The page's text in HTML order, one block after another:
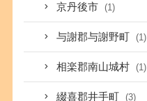
京丹後市 (1)
与謝郡与謝野町 (1)
相楽郡南山城村 (1)
綴喜郡井手町 (3)